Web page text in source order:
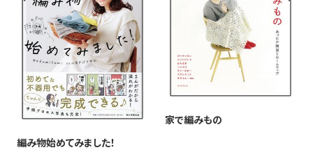
編み物始めてみました！
家で編みもの